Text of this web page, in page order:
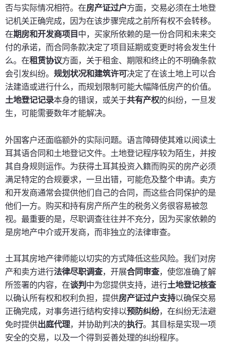
否与实际情况相符。在房产证过户方面，交易必须在土地登
记机关正确完成，因为在该步骤完成之前所有权不会转移。
在期房和开发商项目 中，买家所依赖的是一份合同和未来交
付的承诺，而合同条款决定了项目延期或变更时将会发生什
么。在租赁协议方面，关于租金、期限和终止的不明确条款
会引发纠纷。 规划状况和建筑许可决定了在该土地上可以合
法建造或进行什么，而规划限制可能大幅降低房产的价值。
土地登记记录本身的错误，或关于共有产权的纠纷，一旦发
生，可能需要数年才能解决。
外国客户还面临额外的实际问题。语言障碍使其难以阅读土
耳其语合同和土地登记文件。土地登记程序较为陌生，并按
其自身规则运作。为获得土耳其投资入籍而购买的房产必须
满足特定的合规要求，一旦出错，可能危及整个申请。卖方
和开发商通常会提供他们自己的合同，而这些合同保护的是
他们一方。购买和持有房产所产生的税务义务很容易被忽
视。最重要的是，尽职调查往往并不充分，因为买家依赖的
是房地产中介或开发商，而非独立的法律审查。
土耳其房地产律师能以切实的方式降低这些风险。我们对房
产和卖方进行法律尽职调查，开展合同审查，使您准确了解
所签署的内容，在谈判 中为您提供支持，进行土地登记核查
以确认所有权和权利负担，提供房产证过户支持以确保交易
正确完成，对事务进行结构安排以预防纠纷，在纠纷无法避
免时提供出庭代理，并协助判决的执行。其目标是实现一项
安全的交易，以及一个得到妥善处理的纠纷程序。